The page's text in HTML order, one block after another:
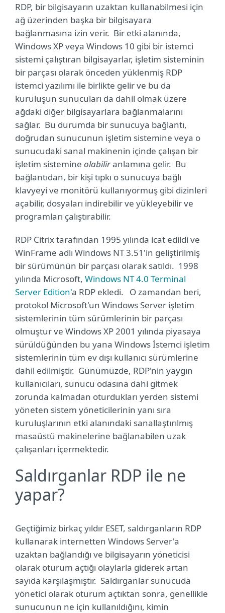
RDP, bir bilgisayarın uzaktan kullanabilmesi için
ağ üzerinden başka bir bilgisayara
bağlanmasına izin verir. Bir etki alanında,
Windows XP veya Windows 10 gibi bir istemci
sistemi çalıştıran bilgisayarlar, işletim sisteminin
bir parçası olarak önceden yüklenmiş RDP
istemci yazılımı ile birlikte gelir ve bu da
kuruluşun sunucuları da dahil olmak üzere
ağdaki diğer bilgisayarlara bağlanmalarını
sağlar. Bu durumda bir sunucuya bağlantı,
doğrudan sunucunun işletim sistemine veya o
sunucudaki sanal makinenin içinde çalışan bir
işletim sistemine olabiliranlamına gelir. Bu
bağlantıdan, bir kişi tıpkı o sunucuya bağlı
klavyeyi ve monitörü kullanıyormuş gibi dizinleri
açabilir, dosyaları indirebilir ve yükleyebilir ve
programları çalıştırabilir.
RDP Citrix tarafından 1995 yılında icat edildi ve
WinFrame adlı Windows NT 3.51'in geliştirilmiş
bir sürümünün bir parçası olarak satıldı. 1998
yılında Microsoft, Windows NT 4.0 Terminal
Server Edition'a RDP ekledi. O zamandan beri,
protokol Microsoft'un Windows Server işletim
sistemlerinin tüm sürümlerinin bir parçası
olmuştur ve Windows XP 2001 yılında piyasaya
sürüldüğünden bu yana Windows İstemci işletim
sistemlerinin tüm ev dışı kullanıcı sürümlerine
dahil edilmiştir. Günümüzde, RDP'nin yaygın
kullanıcıları, sunucu odasına dahi gitmek
zorunda kalmadan oturdukları yerden sistemi
yöneten sistem yöneticilerinin yanı sıra
kuruluşlarının etki alanındaki sanallaştırılmış
masaüstü makinelerine bağlanabilen uzak
çalışanları içermektedir.
Saldırganlar RDP ile ne
yapar?
Geçtiğimiz birkaç yıldır ESET, saldırganların RDP
kullanarak internetten Windows Server'a
uzaktan bağlandığı ve bilgisayarın yöneticisi
olarak oturum açtığı olaylarla giderek artan
sayıda karşılaşmıştır. Saldırganlar sunucuda
yönetici olarak oturum açtıktan sonra, genellikle
sunucunun ne için kullanıldığını, kimin